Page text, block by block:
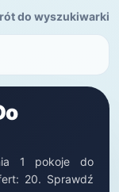
do wyszukiwarki
1 pokoje do
20. Sprawdź